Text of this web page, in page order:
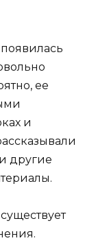
ее
и
другие